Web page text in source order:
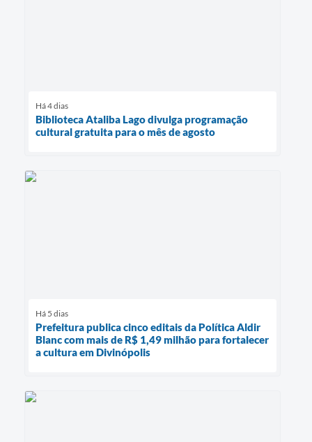
Há 4 dias
Biblioteca Ataliba Lago divulga programação
cultural gratuita para o mês de agosto
Há 5 dias
Prefeitura publica cinco editais da Política Aldir
Blanc com mais de R$ 1,49 milhão para fortalecer
a cultura em Divinópolis